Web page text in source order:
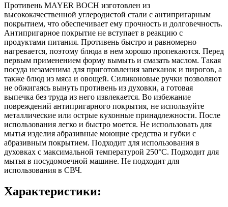
Противень MAYER BOCH изготовлен из
высококачественной углеродистой стали с антипригарным
покрытием, что обеспечивает ему прочность и долговечность.
Антипригарное покрытие не вступает в реакцию с
продуктами питания. Противень быстро и равномерно
нагревается, поэтому блюда в нем хорошо пропекаются. Перед
первым применением форму вымыть и смазать маслом. Такая
посуда незаменима для приготовления запеканок и пирогов, а
также блюд из мяса и овощей. Силиконовые ручки позволяют
не обжигаясь вынуть противень из духовки, а готовая
выпечка без труда из него извлекается. Во избежание
повреждений антипригарного покрытия, не используйте
металлические или острые кухонные принадлежности. После
использования легко и быстро моется. Не использовать для
мытья изделия абразивные моющие средства и губки с
абразивным покрытием. Подходит для использования в
духовках с максимальной температурой 250°С. Подходит для
мытья в посудомоечной машине. Не подходит для
использования в СВЧ.
Характеристики: